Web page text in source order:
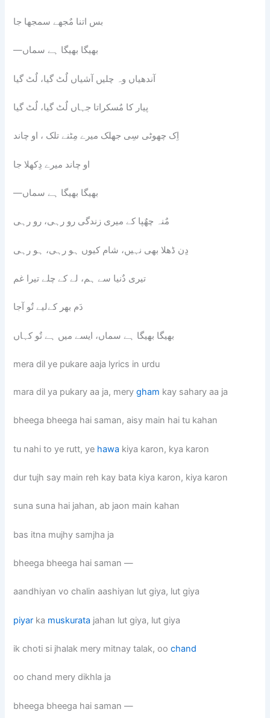
بس اتنا مٌجھے سمجھا جا
—بھیگا بھیگا ہے سماں
آندھیاں وہ چلیں آشیاں لٌٹ گیا، لٌٹ گیا
پیار کا مٌسکراتا جہاں لٌٹ گیا، لٌٹ گیا
اِک چھوٹی سِی جھلک میرے مِٹنے تلک ، او چاند
او چاند میرے دِکھلا جا
—بھیگا بھیگا ہے سماں
مٌنہ چھٌپا کے میری زندگی رو رہی، رو رہی
دِن ڈھلا بھی نہیں، شام کیوں ہو رہی، ہو رہی
تیری دٌنیا سے ہم، لے کے چلے تیرا غم
دَم بھر کےلیے تٌو آجا
بھیگا بھیگا ہے سماں، ایسے میں ہے تٌو کہاں
mera dil ye pukare aaja lyrics in urdu
mara dil ya pukary aa ja, merygham kay sahary aa ja
bheega bheega hai saman, aisy main hai tu kahan
tu nahi to ye rutt, ye hawa kiya karon, kya karon
dur tujh say main reh kay bata kiya karon, kiya karon
suna suna hai jahan, ab jaon main kahan
bas itna mujhy samjha ja
bheega bheega hai saman —
aandhiyan vo chalin aashiyan lut giya, lut giya
piyar ka muskurata jahan lut giya, lut giya
ik choti si jhalak mery mitnay talak, oochand
oo chand mery dikhla ja
bheega bheega hai saman —